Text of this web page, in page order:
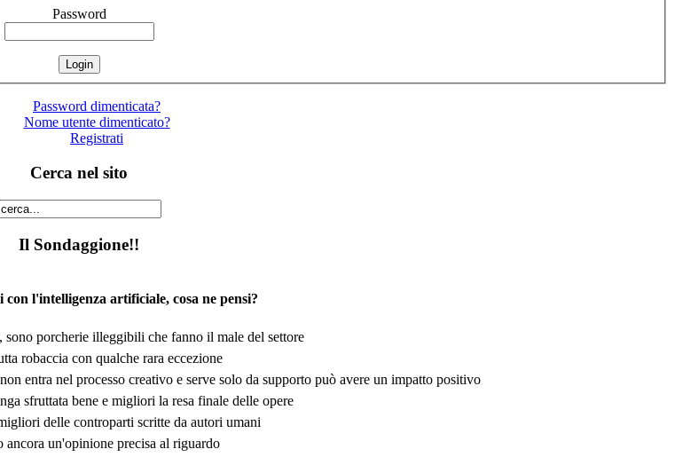
Password
Password dimenticata?
Nome utente dimenticato?
Registrati
Cerca nel sito
Il Sondaggione!!
l'intelligenza artificiale, cosa ne pensi?
sono porcherie illeggibili che fanno il male del settore
robaccia con qualche rara eccezione
entra nel processo creativo e serve solo da supporto può avere un impatto positivo
sfruttata bene e migliori la resa finale delle opere
delle controparti scritte da autori umani
ancora un'opinione precisa al riguardo